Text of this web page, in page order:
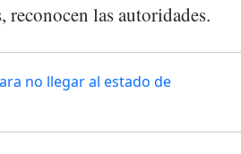
reconocen las autoridades.
no llegar al estado de